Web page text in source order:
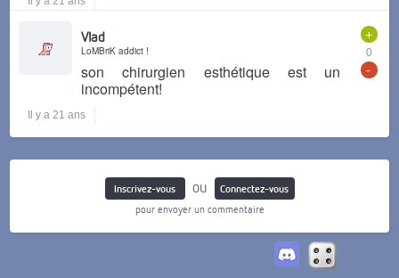
+
0
-
Vlad
LoMBriK addict !
son chirurgien esthétique est un
incompétent!
Il y a 21 ans
Inscrivez-vous ou
Connectez-vous
pour envoyer un commentaire